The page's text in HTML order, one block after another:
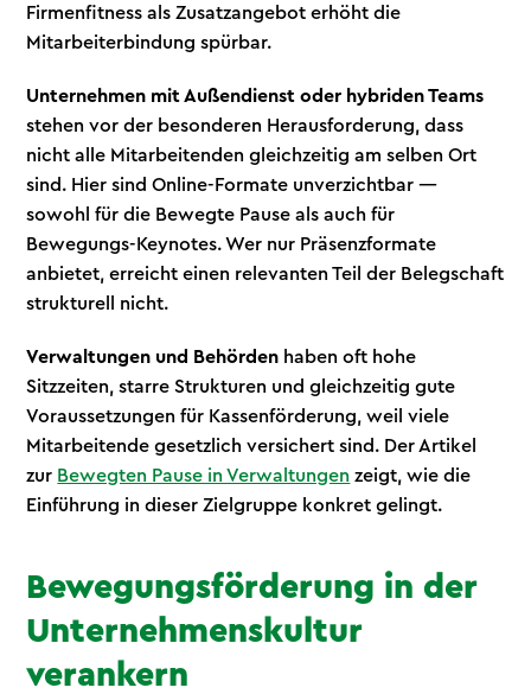
Firmenfitness als Zusatzangebot erhöht die
Mitarbeiterbindung spürbar.
Unternehmen mit Außendienst oder hybriden Teams
stehen vor der besonderen Herausforderung, dass
nicht alle Mitarbeitenden gleichzeitig am selben Ort
sind. Hier sind Online-Formate unverzichtbar —
sowohl für die Bewegte Pause als auch für
Bewegungs-Keynotes. Wer nur Präsenzformate
anbietet, erreicht einen relevanten Teil der Belegschaft
strukturell nicht.
Verwaltungen und Behörden haben oft hohe
Sitzzeiten, starre Strukturen und gleichzeitig gute
Voraussetzungen für Kassenförderung, weil viele
Mitarbeitende gesetzlich versichert sind. Der Artikel
zur Bewegten Pause in Verwaltungen zeigt, wie die
Einführung in dieser Zielgruppe konkret gelingt.
Bewegungsförderung in der
Unternehmenskultur
verankern